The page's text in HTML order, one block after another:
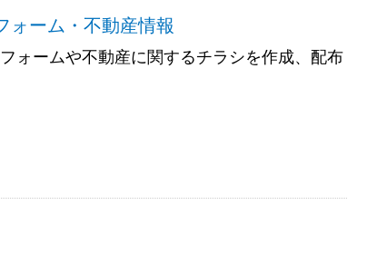
ーム・不動産情報
ォームや不動産に関するチラシを作成、配布